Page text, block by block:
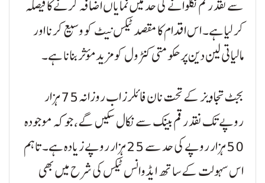
سے نقد رقم نکلوانے کی حد میں نمایاں اضافہ کرنے کا فیصلہ
کر لیا ہے۔ اس اقدام کا مقصد ٹیکس نیٹ کو وسیع کرنا اور
مالیاتی لین دین پر حکومتی کنٹرول کو مزید مؤثر بنانا ہے۔
بجٹ تجاویز کے تحت نان فائلرز اب روزانہ 75 ہزار
روپے تک نقد رقم بینک سے نکال سکیں گے، جو کہ موجودہ
50 ہزار روپے کی حد سے 25 ہزار روپے زیادہ ہے۔ تاہم
اس سہولت کے ساتھ ایڈوانس ٹیکس کی شرح میں بھی